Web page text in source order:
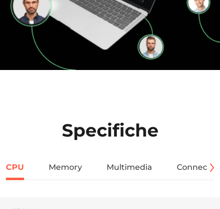
Specifiche
CPU Memory Multimedia